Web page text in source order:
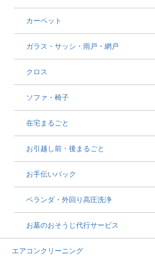
カーペット
ガラス・サッシ・雨戸・網戸
クロス
ソファ・椅子
在宅まるごと
お引越し前・後まるごと
お手伝いパック
ベランダ・外回り高圧洗浄
お墓のおそうじ代行サービス
エアコンクリーニング